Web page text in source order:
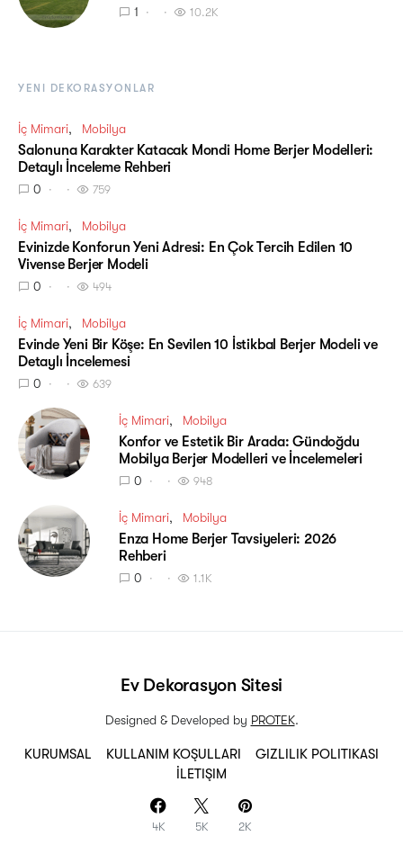
1 10.2K
YENI DEKORASYONLAR
İç Mimari Mobilya
Salonuna Karakter Katacak Mondi Home Berjer Modelleri:
Detaylı İnceleme Rehberi
0 759
İç Mimari Mobilya
Evinizde Konforun Yeni Adresi: En Çok Tercih Edilen 10
Vivense Berjer Modeli
0 494
İç Mimari Mobilya
Evinde Yeni Bir Köşe: En Sevilen 10 İstikbal Berjer Modeli ve
Detaylı İncelemesi
0 639
İç Mimari Mobilya
Konfor ve Estetik Bir Arada: Gündoğdu
Mobilya Berjer Modelleri ve İncelemeleri
0 948
İç Mimari Mobilya
Enza Home Berjer Tavsiyeleri: 2026
Rehberi
0 1.1K
KURUMSAL KULLANIM KOŞULLARI
GIZLILIK POLITIKASI
İLETIŞIM
4K 5K 2K
Ev Dekorasyon Sitesi
Designed & Developed by PROTEK.